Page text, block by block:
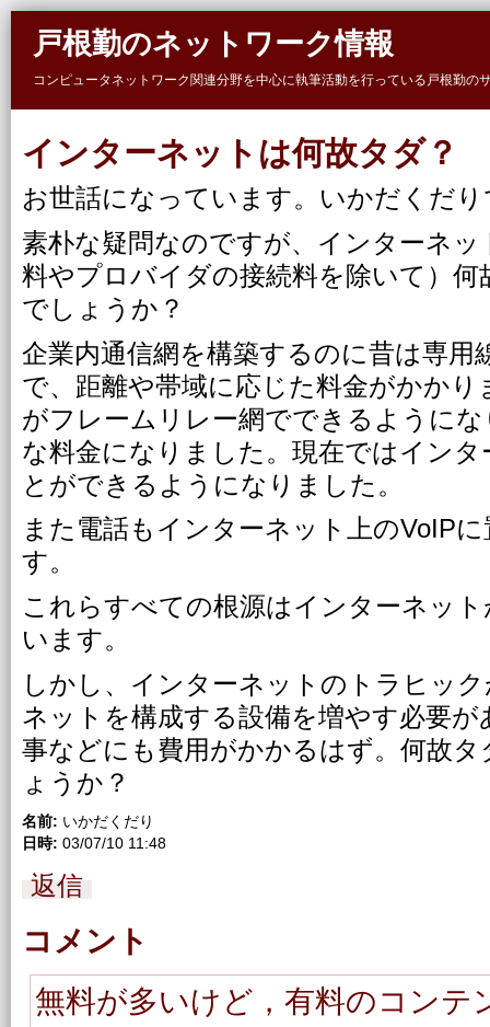
戸根勤のネットワーク情報
コンピュータネットワーク関連分野を中心に執筆活動を行っている戸根勤
インターネットは何故タダ？
お世話になっています。いかだくだり
素朴な疑問なのですが、インターネ
料やプロバイダの接続料を除いて）
でしょうか？
企業内通信網を構築するのに昔は専用
で、距離や帯域に応じた料金がかか
がフレームリレー網でできるように
な料金になりました。現在ではイン
とができるようになりました。
また電話もインターネット上のVoIP
す。
これらすべての根源はインターネッ
います。
しかし、インターネットのトラヒッ
ネットを構成する設備を増やす必要
事などにも費用がかかるはず。何故
ょうか？
名前: いかだくだり
日時: 03/07/10 11:48
返信
コメント
無料が多いけど，有料のコンテ